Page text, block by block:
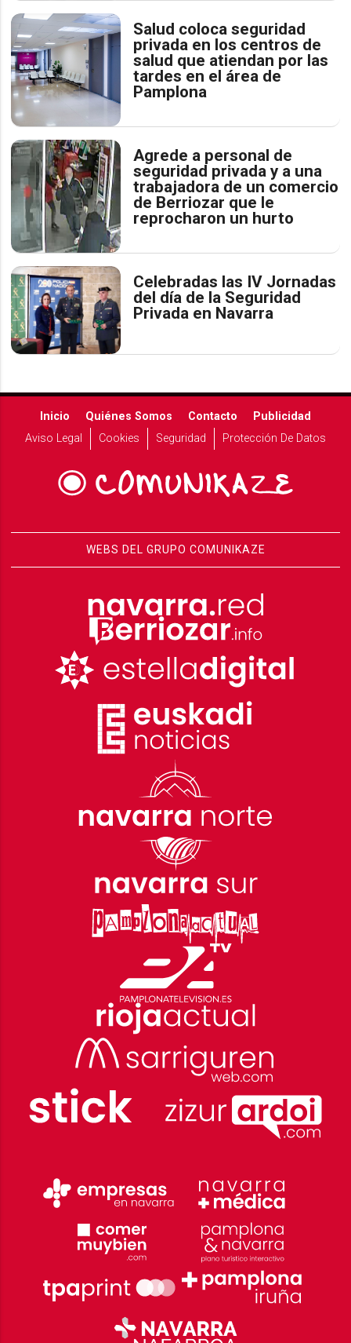
Salud coloca seguridad
privada en los centros de
salud que atiendan por las
tardes en el área de
Pamplona
Agrede a personal de
seguridad privada y a una
trabajadora de un comercio
de Berriozar que le
reprocharon un hurto
Celebradas las IV Jornadas
del día de la Seguridad
Privada en Navarra
Inicio Quiénes Somos Contacto
Publicidad
Aviso Legal
Cookies Seguridad Protección De Datos
WEBS DEL GRUPO COMUNIKAZE